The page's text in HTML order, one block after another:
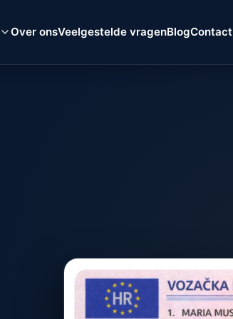
Over onsVeelgestelde vragenBlogContact